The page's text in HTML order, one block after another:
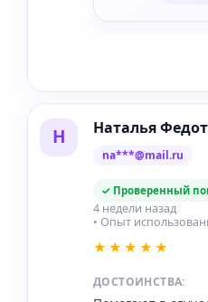
Н Наталья
na***@mail.ru
✓ Проверенный
4 недели назад
• Опыт
★★★★★
ДОСТОИНСТВА: